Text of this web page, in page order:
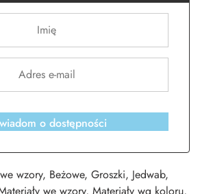
o dostępności
wzory, Beżowe, Groszki, Jedwab,